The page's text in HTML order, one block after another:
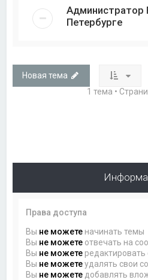
Администратор
Петербурге
Новая тема
1 тема •
Права доступа
Вы не можете начинать темы
Вы не можете отвечать на
Вы не можете
Вы не можетеудалять свои
Вы не можете добавлять